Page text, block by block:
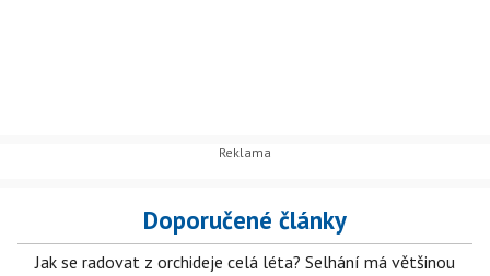
Doporučené články
Jak se radovat z orchideje celá léta? Selhání má většinou